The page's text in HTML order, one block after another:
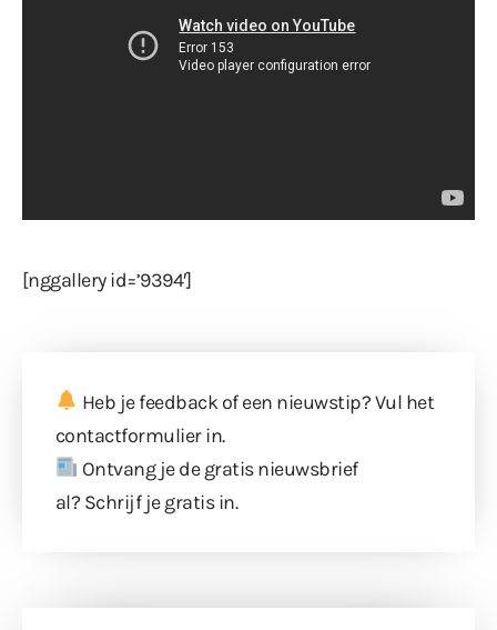
[nggallery id=’9394′]
Heb je feedback of een nieuwstip? Vul het
contactformulierin.
Ontvang je de gratis nieuwsbrief
al? Schrijf je gratis in.